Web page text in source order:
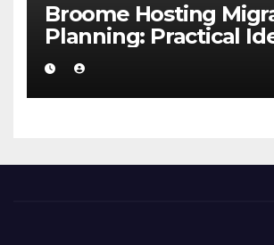
Broome Hosting
Planning: Practical
First-home Buyers